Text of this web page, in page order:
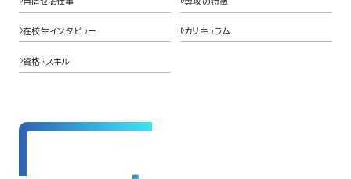
在校生インタビュー カリキュラム
資格・スキル